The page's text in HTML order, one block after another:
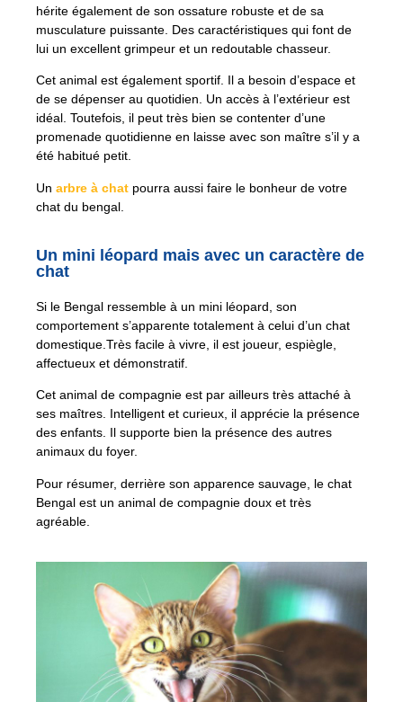
hérite également de son ossature robuste et de sa
musculature puissante. Des caractéristiques qui font de
lui un excellent grimpeur et un redoutable chasseur.
Cet animal est également sportif. Il a besoin d’espace et
de se dépenser au quotidien. Un accès à l’extérieur est
idéal. Toutefois, il peut très bien se contenter d’une
promenade quotidienne en laisse avec son maître s’il y a
été habitué petit.
Un arbre à chat pourra aussi faire le bonheur de votre
chat du bengal.
Un mini léopard mais avec un caractère de
chat
Si le Bengal ressemble à un mini léopard, son
comportement s’apparente totalement à celui d’un chat
domestique.Très facile à vivre, il est joueur, espiègle,
affectueux et démonstratif.
Cet animal de compagnie est par ailleurs très attaché à
ses maîtres. Intelligent et curieux, il apprécie la présence
des enfants. Il supporte bien la présence des autres
animaux du foyer.
Pour résumer, derrière son apparence sauvage, le chat
Bengal est un animal de compagnie doux et très
agréable.